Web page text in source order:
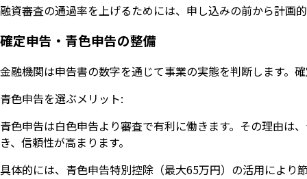
融資審査の通過率を上げるためには、申し込みの前から計画
確定申告・青色申告の整備
金融機関は申告書の数字を通じて事業の実態を判断します。
青色申告を選ぶメリット:
青色申告は白色申告より審査で有利に働きます。その理由は
き、信頼性が高まります。
具体的には、青色申告特別控除（最大65万円）の活用により